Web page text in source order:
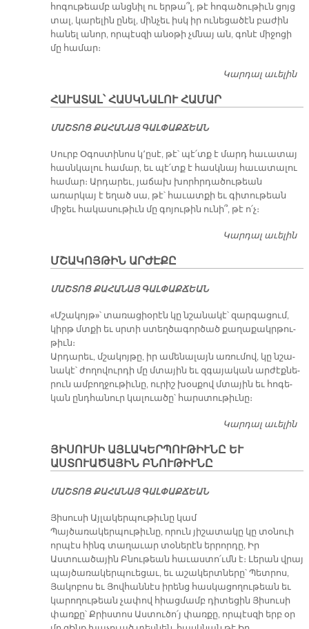
հո­գու­թեամբ անց­նիլ ու եր­թա՞լ, թէ հո­գա­ծու­թիւն ցոյց
տալ, կա­րե­լին ը­նել, մին­չեւ իսկ իր ու­նե­ցա­ծէն բա­ժին
հա­նել ա­նոր, որ­պէս­զի ա­նօ­թի չմնայ ան, գո­նէ մի­ջո­ցի
մը հա­մար։
Կարդալ աւելին
ՀԱՒԱՏԱԼ՝ ՀԱՍԿՆԱԼՈՒ ՀԱՄԱՐ
ՄԱՇ­ՏՈՑ ՔԱ­ՀԱ­ՆԱՅ ԳԱԼ­ՓԱՔ­ՃԵԱՆ
Սուրբ Օգոստինոս կ՚ըսէ, թէ՝ պէ՛տք է մարդ հաւատայ
հասնկալու համար, եւ պէ՛տք է հասկնայ հաւատալու
համար։ Արդարեւ, յաճախ խորհրդածութեան
առարկայ է եղած սա, թէ՝ հաւատքի եւ գիտութեան
միջեւ հակասութիւն մը գոյութին ունի՞, թէ ո՛չ։
Կարդալ աւելին
ՄՇԱԿՈՅԹԻՆ ԱՐԺԷՔԸ
ՄԱՇ­ՏՈՑ ՔԱ­ՀԱ­ՆԱՅ ԳԱԼ­ՓԱՔ­ՃԵԱՆ
«Մշա­կոյթ»՝ տա­ռա­ցիօ­րէն կը նշա­նա­կէ՝ զար­գա­ցում,
կիրթ մտքի եւ սրտի ստեղ­ծա­գոր­ծած քա­ղա­քակր­թու­
թիւն։
Ար­դա­րեւ, մշա­կոյ­թը, իր ա­մե­նա­լայն ա­ռու­մով, կը նշա­
նա­կէ՝ ժո­ղո­վուր­դի մը մտա­յին եւ զգա­յա­կան ար­ժէք­նե­
րուն ամ­բող­ջու­թիւ­նը, ու­րիշ խօս­քով մտա­յին եւ հո­գե­
կան ընդ­հա­նուր կա­լուա­ծը՝ հարս­տու­թիւ­նը։
Կարդալ աւելին
ՅԻՍՈՒՍԻ ԱՅԼԱԿԵՐՊՈՒԹԻՒՆԸ ԵՒ
ԱՍՏՈՒԱԾԱՅԻՆ ԲՆՈՒԹԻՒՆԸ
ՄԱՇ­ՏՈՑ ՔԱ­ՀԱ­ՆԱՅ ԳԱԼ­ՓԱՔ­ՃԵԱՆ
Յիսուսի Այլակերպութիւնը կամ
Պայծառակերպութիւնը, որուն յիշատակը կը տօնուի
որպէս հինգ տաղաւար տօներէն երրորդը, Իր
Աստուածային Բնութեան հաւաստո՛ւմն է։ Լերան վրայ
պայծառակերպուեցաւ, եւ աշակերտները՝ Պետրոս,
Յակոբոս եւ Յովհաննէս իրենց հասկացողութեան եւ
կարողութեան չափով հիացմամբ դիտեցին Յիսուսի
փառքը՝ Քրիստոս Աստուծո՛յ փառքը, որպէսզի երբ օր